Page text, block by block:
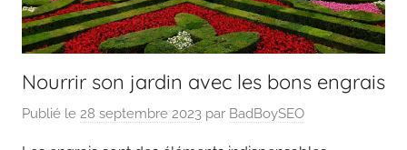
Nourrir son jardin avec les bons engrais
Publié le 28 septembre 2023 par BadBoySEO